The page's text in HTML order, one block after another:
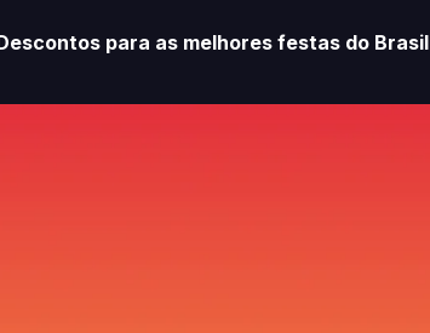
para as melhores festas do Brasil